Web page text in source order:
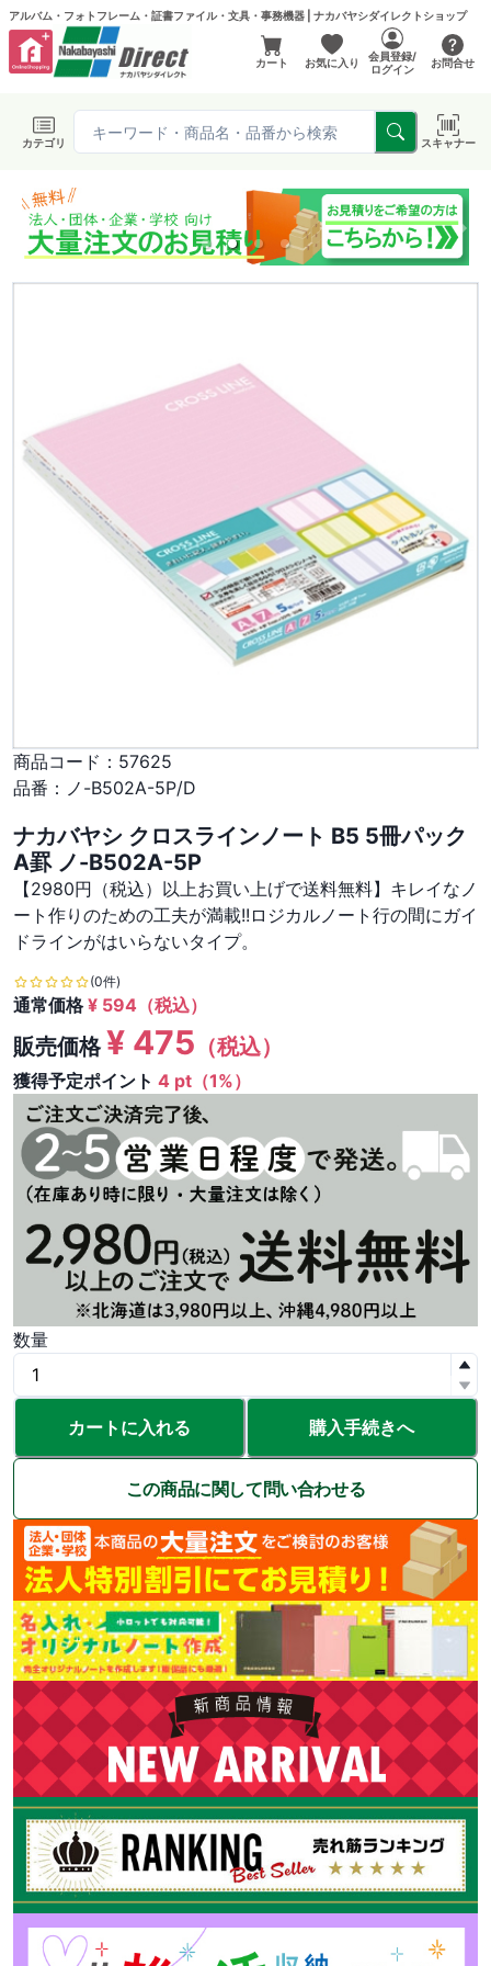
アルバム・フォトフレーム・証書ファイル・文具・事務機器 | ナカバヤシダイレクトショップ
カート お気に入り
会員登録/
ログイン
お問合せ
カテゴリ スキャナー
商品コード： 57625
品番： ノ-B502A-5P/D
ナカバヤシ クロスラインノート B5 5冊パック
A罫 ノ-B502A-5P
【2980円（税込）以上お買い上げで送料無料】キレイなノ
ート作りのための工夫が満載!!ロジカルノート行の間にガイ
ドラインがはいらないタイプ。
(0件)
通常価格¥ 594 （税込）
販売価格¥ 475 （税込）
獲得予定ポイント 4 pt（1%）
数量
カートに入れる 購入手続きへ
この商品に関して問い合わせる